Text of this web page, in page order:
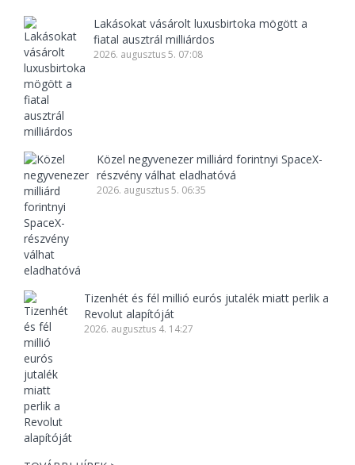
Lakásokat vásárolt luxusbirtoka mögött a
fiatal ausztrál milliárdos
2026. augusztus 5. 07:08
Közel negyvenezer milliárd forintnyi SpaceX-
részvény válhat eladhatóvá
2026. augusztus 5. 06:35
Tizenhét és fél millió eurós jutalék miatt perlik a
Revolut alapítóját
2026. augusztus 4. 14:27